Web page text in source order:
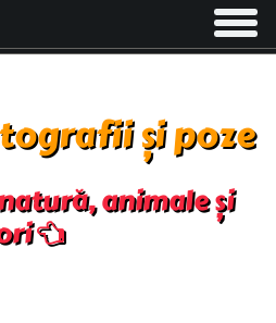
Toggle
și poze
animale și